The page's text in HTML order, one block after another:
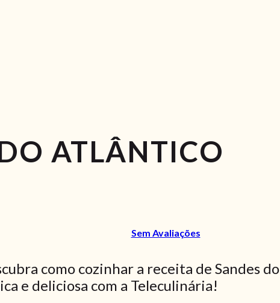
ATLÂNTICO
Sem Avaliações
como cozinhar a receita de Sandes do
e deliciosa com a Teleculinária!